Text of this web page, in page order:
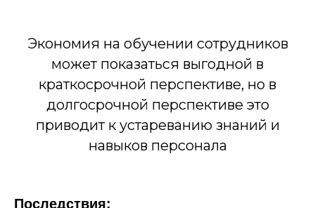
Экономия на обучении сотрудников
может показаться выгодной в
краткосрочной перспективе, но в
долгосрочной перспективе это
приводит к устареванию знаний и
навыков персонала
Последствия: